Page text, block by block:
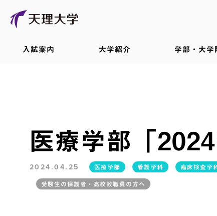
入試案内 大学紹介 学部・大学
医療学部「
2024.04.25 医療学部 看護学科 臨床検査学
受験生の保護者・高校教職員の方へ